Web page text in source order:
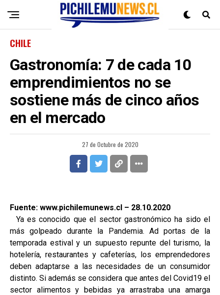
CHILE
Gastronomía: 7 de cada 10
emprendimientos no se
sostiene más de cinco años
en el mercado
27 de Octubre de 2020
Fuente: www.pichilemunews.cl – 28.10.2020
Ya es conocido que el sector gastronómico ha sido el
más golpeado durante la Pandemia. Ad portas de la
temporada estival y un supuesto repunte del turismo, la
hotelería, restaurantes y cafeterías, los emprendedores
deben adaptarse a las necesidades de un consumidor
distinto. Si además se considera que antes del Covid19 el
sector alimentos y bebidas ya arrastraba una amarga